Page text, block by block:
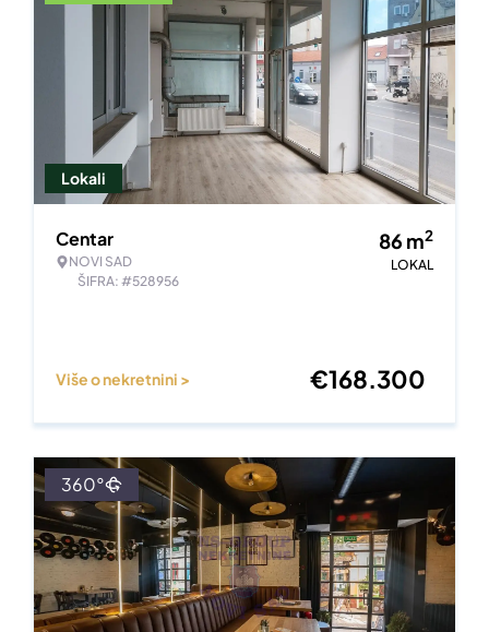
Lokali
Centar
NOVI SAD
ŠIFRA: #528956
86 m2
LOKAL
Više o nekretnini > €168.300
360°